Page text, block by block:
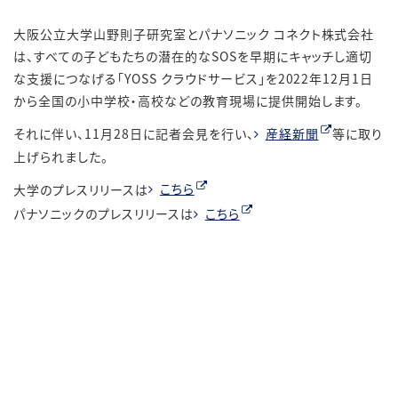
大阪公立大学山野則子研究室とパナソニック コネクト株式会社
は、すべての子どもたちの潜在的なSOSを早期にキャッチし適切
な支援につなげる「YOSS クラウドサービス」を2022年12月1日
から全国の小中学校・高校などの教育現場に提供開始します。
それに伴い、11月28日に記者会見を行い、
産経新聞
等に取り
上げられました。
大学のプレスリリースは
こちら
パナソニックのプレスリリースは
こちら